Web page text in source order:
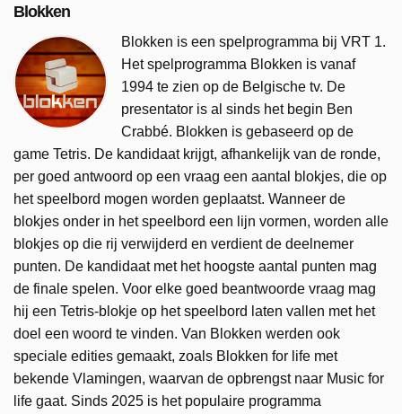
Blokken
Blokken is een spelprogramma bij VRT 1.
Het spelprogramma Blokken is vanaf
1994 te zien op de Belgische tv. De
presentator is al sinds het begin Ben
Crabbé. Blokken is gebaseerd op de
game Tetris. De kandidaat krijgt, afhankelijk van de ronde,
per goed antwoord op een vraag een aantal blokjes, die op
het speelbord mogen worden geplaatst. Wanneer de
blokjes onder in het speelbord een lijn vormen, worden alle
blokjes op die rij verwijderd en verdient de deelnemer
punten. De kandidaat met het hoogste aantal punten mag
de finale spelen. Voor elke goed beantwoorde vraag mag
hij een Tetris-blokje op het speelbord laten vallen met het
doel een woord te vinden. Van Blokken werden ook
speciale edities gemaakt, zoals Blokken for life met
bekende Vlamingen, waarvan de opbrengst naar Music for
life gaat. Sinds 2025 is het populaire programma